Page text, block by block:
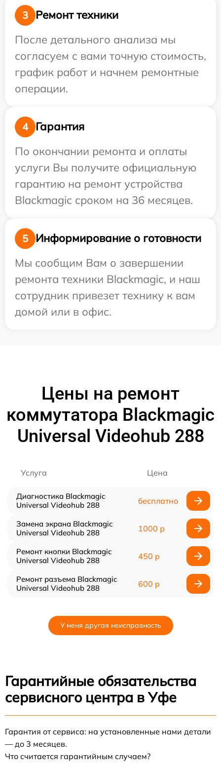
3
Ремонт техники
После детального анализа мы
согласуем с вами точную стоимость,
график работ и начнем ремонтные
операции.
4
Гарантия
По окончании ремонта и оплаты
услуги Вы получите официальную
гарантию на ремонт устройства
Blackmagic сроком на 36 месяцев.
5
Информирование о готовности
Мы сообщим Вам о завершении
ремонта техники Blackmagic, и наш
сотрудник привезет технику к вам
домой или в офис.
Цены на ремонт
коммутатора Blackmagic
Universal Videohub 288
Услуга Цена
Диагностика Blackmagic
Universal Videohub 288
бесплатно
Замена экрана Blackmagic
Universal Videohub 288
1000 р
Ремонт кнопки Blackmagic
Universal Videohub 288
450 р
Ремонт разъема Blackmagic
Universal Videohub 288
600 р
У меня другая неисправность
Гарантийные обязательства
сервисного центра в Уфе
Гарантия от сервиса: на установленные нами детали
— до 3 месяцев.
Что считается гарантийным случаем?